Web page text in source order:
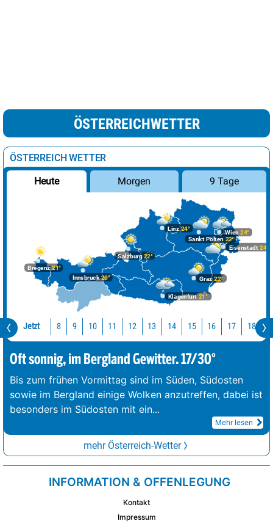
ÖSTERREICHWETTER
ÖSTERREICH WETTER
Heute Morgen 9 Tage
Bregenz21°
Graz22°
Innsbruck20°
Klagenfurt 21°
Linz24°
Salzburg22°
Wien 24°
Eisenstadt 24°
Sankt Pölten 22°
Jetzt 8 9 10 11 12 13 14 15 16 17 18
Oft sonnig, im Bergland Gewitter. 17/30°
Bis zum frühen Vormittag sind im Süden, Südosten
sowie im Bergland einige Wolken anzutreffen, dabei ist
besonders im Südosten mit ein...
Mehr lesen
mehr Österreich-Wetter
INFORMATION & OFFENLEGUNG
Kontakt
Impressum